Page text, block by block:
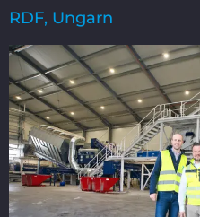
RDF, Ungarn